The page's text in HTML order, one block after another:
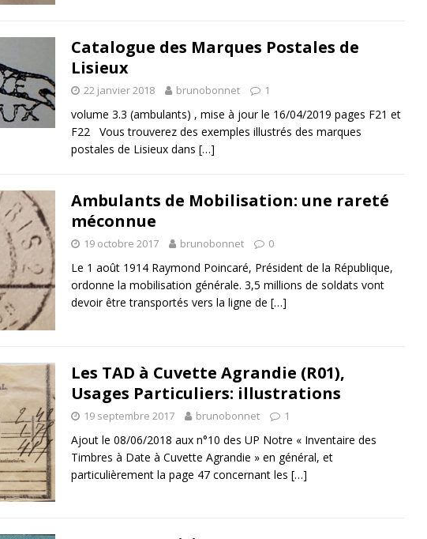
Catalogue des Marques Postales de
Lisieux
22 janvier 2018 brunobonnet 1
volume 3.3 (ambulants) , mise à jour le 16/04/2019 pages F21 et
F22 Vous trouverez des exemples illustrés des marques
postales de Lisieux dans […]
Ambulants de Mobilisation: une rareté
méconnue
19 octobre 2017 brunobonnet 0
Le 1 août 1914 Raymond Poincaré, Président de la République,
ordonne la mobilisation générale. 3,5 millions de soldats vont
devoir être transportés vers la ligne de […]
Les TAD à Cuvette Agrandie (R01),
Usages Particuliers: illustrations
19 septembre 2017 brunobonnet 1
Ajout le 08/06/2018 aux n°10 des UP Notre « Inventaire des
Timbres à Date à Cuvette Agrandie » en général, et
particulièrement la page 47 concernant les […]